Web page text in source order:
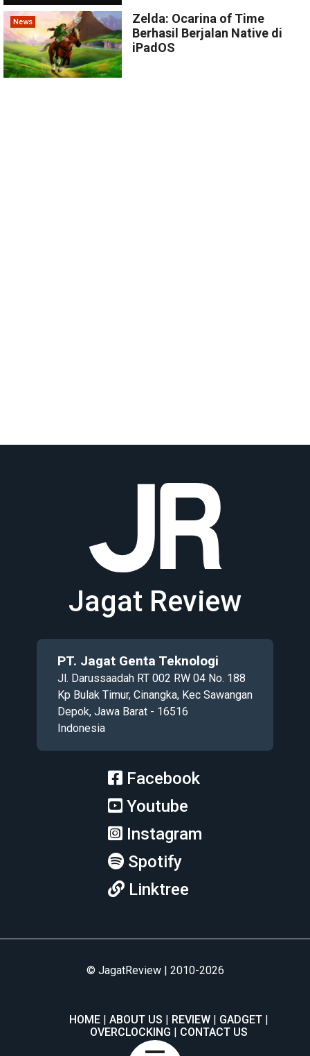
News
Zelda: Ocarina of Time
Berhasil Berjalan Native di
iPadOS
Jagat Review
PT. Jagat Genta Teknologi
Jl. Darussaadah RT 002 RW 04 No. 188
Kp Bulak Timur, Cinangka, Kec Sawangan
Depok, Jawa Barat - 16516
Indonesia
Facebook
Youtube
Instagram
Spotify
Linktree
© JagatReview | 2010-2026
HOME ABOUT US REVIEW
GADGET
OVERCLOCKING
CONTACT US